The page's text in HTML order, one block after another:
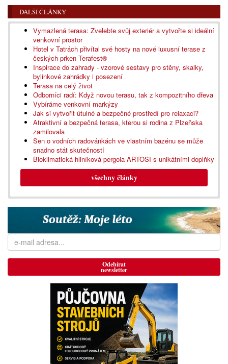
DALŠÍ ČLÁNKY
Vymazlená terasa: Zvelebte svůj exteriér a vytvořte si ideální
venkovní prostor
Hotel v Tatrách přivítal své hosty na nové luxusní terase z
českých prken Terafest®
Inspirace do zahrady - vzorové sestavy pro stěny, skalky,
bylinkové zahrádky i posezení
Terasa na celý život
Odborníci radí: Když novou terasu, tak z kompozitního dřeva
Vybíráme venkovní markýzy
Jak si vytvořit útulné a bezpečné prostředí pro relaxaci?
Atraktivní a bezpečná terasa, kterou si rodina z Plzeňska
zamilovala
Sen o vodních radovánkách ve vlastním bazénu se může
snadno stát skutečností
Bioklimatická hliníková pergola ARTOSI s unikátními doplňky
všechny články
Odebírat
newsletter